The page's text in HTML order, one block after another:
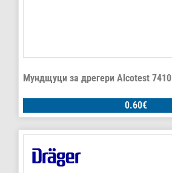
Мундщуци за дрегери Alcotest 7410
0.60€